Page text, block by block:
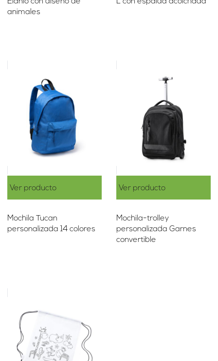
animales
Ver producto
Mochila Tucan
personalizada 14 colores
Ver producto
Mochila-trolley
personalizada Garnes
convertible